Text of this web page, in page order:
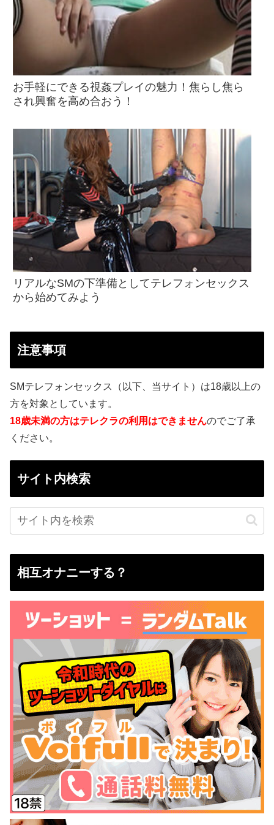
お手軽にできる視姦プレイの魅力！焦らし焦ら
され興奮を高め合おう！
リアルなSMの下準備としてテレフォンセックス
から始めてみよう
注意事項
SMテレフォンセックス（以下、当サイト）は18歳以上の
方を対象としています。
18歳未満の方はテレクラの利用はできませんのでご了承
ください。
サイト内検索
相互オナニーする？